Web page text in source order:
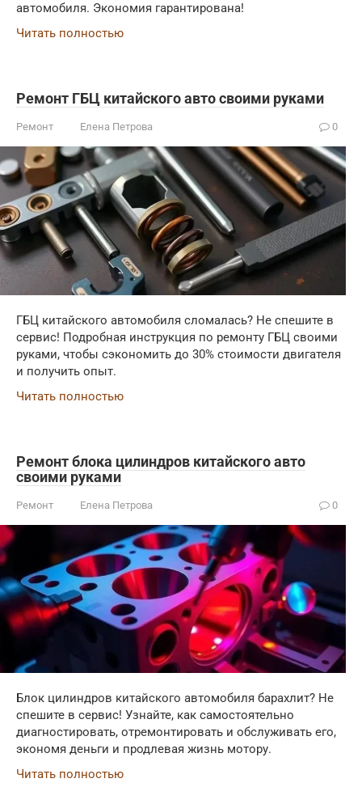
автомобиля. Экономия гарантирована!
Читать полностью
Ремонт ГБЦ китайского авто своими руками
Ремонт Елена Петрова 0
ГБЦ китайского автомобиля сломалась? Не спешите в
сервис! Подробная инструкция по ремонту ГБЦ своими
руками, чтобы сэкономить до 30% стоимости двигателя
и получить опыт.
Читать полностью
Ремонт блока цилиндров китайского авто
своими руками
Ремонт Елена Петрова 0
Блок цилиндров китайского автомобиля барахлит? Не
спешите в сервис! Узнайте, как самостоятельно
диагностировать, отремонтировать и обслуживать его,
экономя деньги и продлевая жизнь мотору.
Читать полностью